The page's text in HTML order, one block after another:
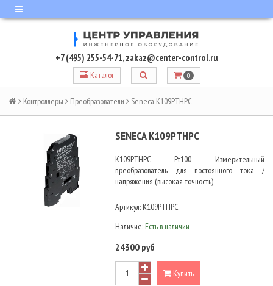
+7 (495) 255-54-71,zakaz@center-control.ru
Каталог 0
Контроллеры Преобразователи Seneca K109PTHPC
SENECA K109PTHPC
K109PTHPC Pt100 Измерительный
преобразователь для постоянного тока /
напряжения (высокая точность)
Артикул: K109PTHPC
Наличие: Есть в наличии
24300 руб
Купить